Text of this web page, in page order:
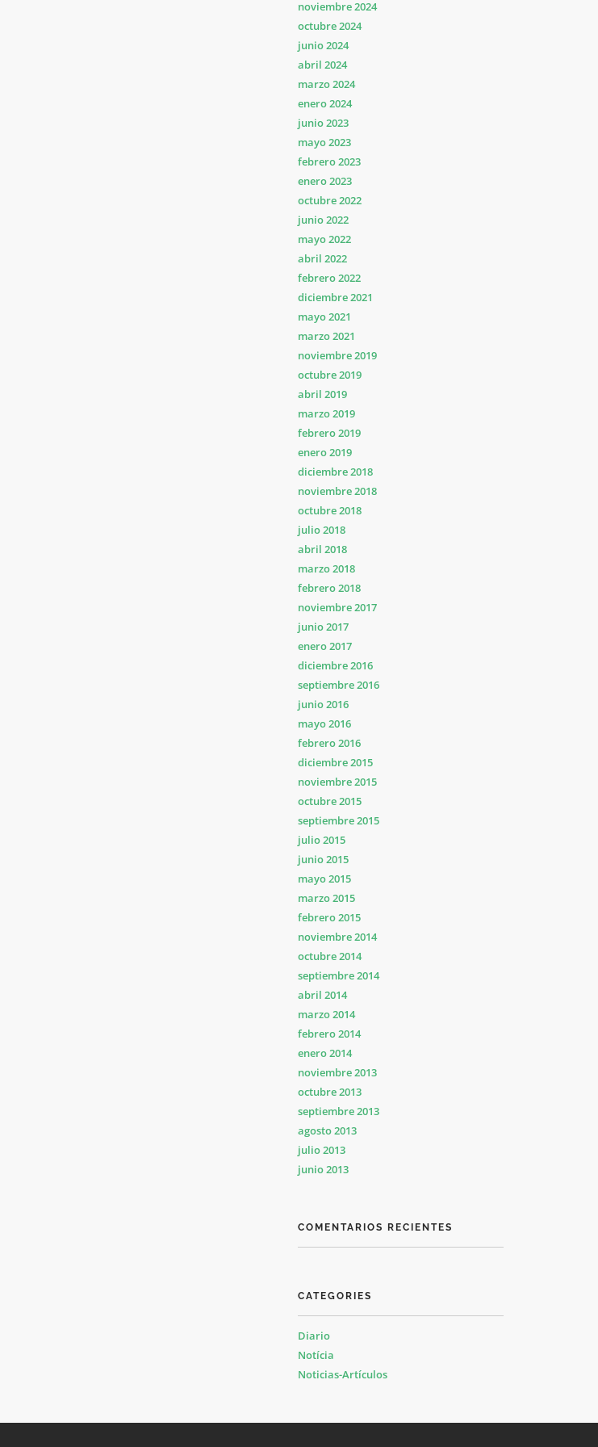
noviembre 2024
octubre 2024
junio 2024
abril 2024
marzo 2024
enero 2024
junio 2023
mayo 2023
febrero 2023
enero 2023
octubre 2022
junio 2022
mayo 2022
abril 2022
febrero 2022
diciembre 2021
mayo 2021
marzo 2021
noviembre 2019
octubre 2019
abril 2019
marzo 2019
febrero 2019
enero 2019
diciembre 2018
noviembre 2018
octubre 2018
julio 2018
abril 2018
marzo 2018
febrero 2018
noviembre 2017
junio 2017
enero 2017
diciembre 2016
septiembre 2016
junio 2016
mayo 2016
febrero 2016
diciembre 2015
noviembre 2015
octubre 2015
septiembre 2015
julio 2015
junio 2015
mayo 2015
marzo 2015
febrero 2015
noviembre 2014
octubre 2014
septiembre 2014
abril 2014
marzo 2014
febrero 2014
enero 2014
noviembre 2013
octubre 2013
septiembre 2013
agosto 2013
julio 2013
junio 2013
COMENTARIOS RECIENTES
CATEGORIES
Diario
Notícia
Noticias-Artículos